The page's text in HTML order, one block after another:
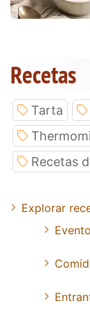
Recetas
Tarta
Recetas
Explorar